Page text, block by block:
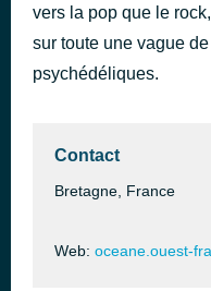
vers la pop que le
sur toute une vague
psychédéliques.
Contact
Bretagne, France
Web: oceane.ouest-